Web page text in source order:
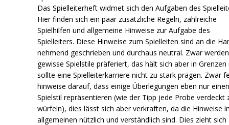
Das Spielleiterheft widmet sich den Aufgaben des
Hier finden sich ein paar zusätzliche Regeln, zahlreiche
Spielhilfen und allgemeine Hinweise zur Aufgabe des
Spielleiters. Diese Hinweise zum Spielleiten sind an die
nehmend geschrieben und durchaus neutral. Zwar werden
gewisse Spielstile präferiert, das hält sich aber in Grenzen
sollte eine Spielleiterkarriere nicht zu stark prägen. Zwar
hinweise darauf, dass einige Überlegungen eben nur
Spielstil repräsentieren (wie der Tipp jede Probe verdeckt
würfeln), dies lässt sich aber verkraften, da die Hinweise
allgemeinen nützlich und verständlich sind. Dies zieht sich